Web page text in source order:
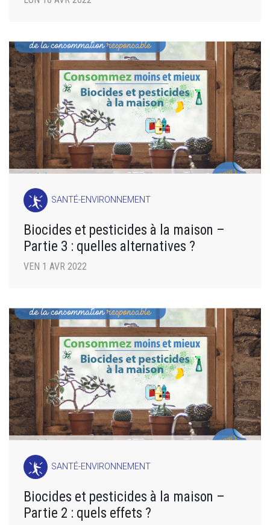
SANTÉ-ENVIRONNEMENT
Biocides et pesticides à la maison –
Partie 3 : quelles alternatives ?
VEN 1 AVR 2022
SANTÉ-ENVIRONNEMENT
Biocides et pesticides à la maison –
Partie 2 : quels effets ?